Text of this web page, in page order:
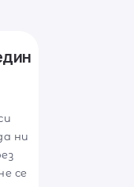
ни
се